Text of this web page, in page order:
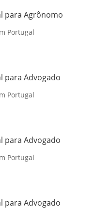
para Agrônomo
Portugal
para Advogado
Portugal
para Advogado
Portugal
para Advogado